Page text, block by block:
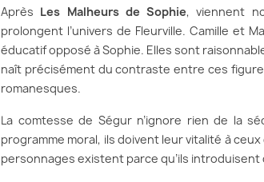
Après Les Malheurs de Sophie, viennent
prolongent l’univers de Fleurville. Camille et
éducatif opposé à Sophie. Elles sont
naît précisément du contraste entre ces
romanesques.
La comtesse de Ségur n’ignore rien de la
programme moral, ils doivent leur vitalité à
personnages existent parce qu’ils